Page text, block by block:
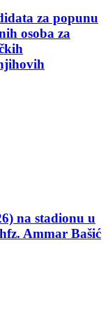
za popunu
osoba za
na stadionu u
Ammar Bašić